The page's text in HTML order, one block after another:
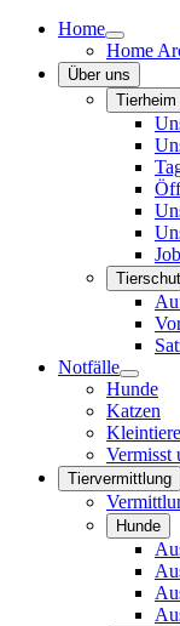
Home
Home
Über uns
Tierheim
Notfälle
Hunde
Katzen
Kleintiere
Vermisst
Tiervermittlung
Hunde